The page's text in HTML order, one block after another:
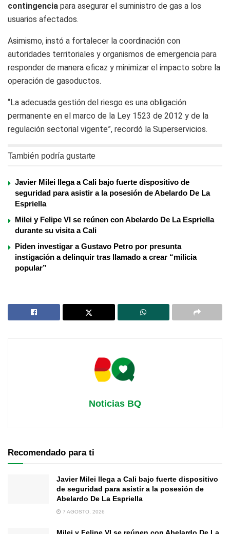
contingencia para asegurar el suministro de gas a los
usuarios afectados.
Asimismo, instó a fortalecer la coordinación con
autoridades territoriales y organismos de emergencia para
responder de manera eficaz y minimizar el impacto sobre la
operación de gasoductos.
“La adecuada gestión del riesgo es una obligación
permanente en el marco de la Ley 1523 de 2012 y de la
regulación sectorial vigente”, recordó la Superservicios.
También podría gustarte
Javier Milei llega a Cali bajo fuerte dispositivo de
seguridad para asistir a la posesión de Abelardo De La
Espriella
Milei y Felipe VI se reúnen con Abelardo De La Espriella
durante su visita a Cali
Piden investigar a Gustavo Petro por presunta
instigación a delinquir tras llamado a crear “milicia
popular”
Noticias BQ
Recomendado para ti
Javier Milei llega a Cali bajo fuerte dispositivo
de seguridad para asistir a la posesión de
Abelardo De La Espriella
7 AGOSTO, 2026
Milei y Felipe VI se reúnen con Abelardo De La